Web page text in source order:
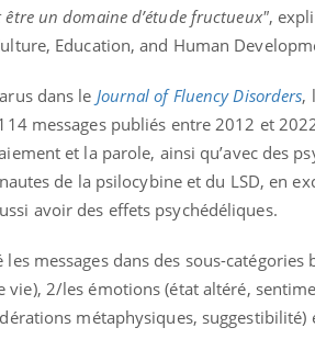
un domaine d’étude fructueux",
Education, and Human
dans le Journal of Fluency Disorders,
messages publiés entre 2012 et
et la parole, ainsi qu’avec des
de la psilocybine et du LSD, en
avoir des effets psychédéliques.
messages dans des sous-
2/les émotions (état altéré,
métaphysiques,